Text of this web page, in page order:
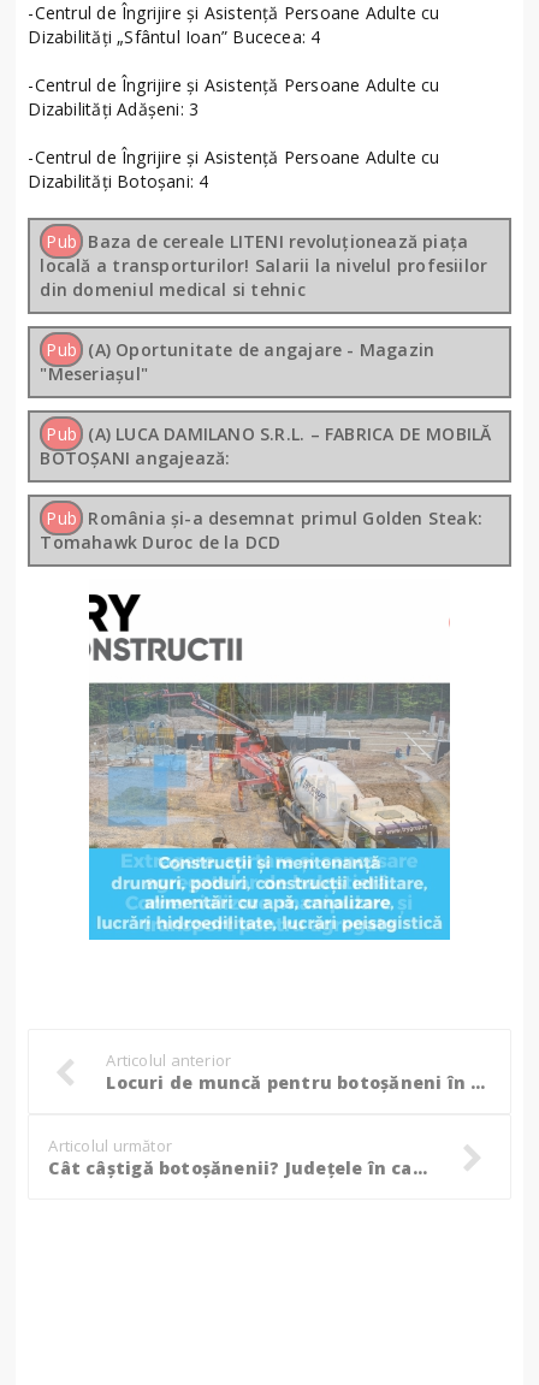
-Centrul de Îngrijire și Asistență Persoane Adulte cu
Dizabilități „Sfântul Ioan” Bucecea: 4
-Centrul de Îngrijire și Asistență Persoane Adulte cu
Dizabilități Adășeni: 3
-Centrul de Îngrijire și Asistență Persoane Adulte cu
Dizabilități Botoșani: 4
Pub Baza de cereale LITENI revoluționează piața
locală a transporturilor! Salarii la nivelul profesiilor
din domeniul medical si tehnic
Pub (A) Oportunitate de angajare - Magazin
"Meseriașul"
Pub (A) LUCA DAMILANO S.R.L. – FABRICA DE MOBILĂ
BOTOȘANI angajează:
Pub România și-a desemnat primul Golden Steak:
Tomahawk Duroc de la DCD
Articolul anterior
Locuri de muncă pentru botoșăneni în Uniunea Europeană!
Articolul următor
Cât câștigă botoșănenii? Județele în care angajații încasează cei mai mulți și cei mai puțini bani!